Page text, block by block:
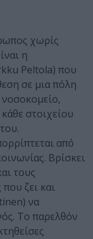
χωρίς
η
Peltola) που
σε μια πόλη
νοσοκομείο,
στοιχείου
από
Βρίσκει
τους
ζει και
να
Το παρελθόν